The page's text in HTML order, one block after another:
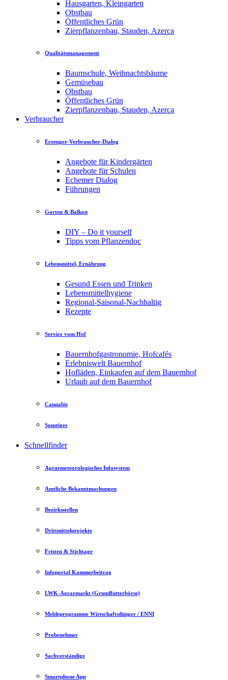
Hausgarten, Kleingarten
Obstbau
Öffentliches Grün
Zierpflanzenbau, Stauden, Azerca
Qualitätsmanagement
Baumschule, Weihnachtsbäume
Gemüsebau
Obstbau
Öffentliches Grün
Zierpflanzenbau, Stauden, Azerca
Verbraucher
Erzeuger-Verbraucher-Dialog
Angebote für Kindergärten
Angebote für Schulen
Echemer Dialog
Führungen
Garten & Balkon
DIY – Do it yourself
Tipps vom Pflanzendoc
Lebensmittel, Ernährung
Gesund Essen und Trinken
Lebensmittelhygiene
Regional-Saisonal-Nachhaltig
Rezepte
Service vom Hof
Bauernhofgastronomie, Hofcafés
Erlebniswelt Bauernhof
Hofläden, Einkaufen auf dem Bauernhof
Urlaub auf dem Bauernhof
Cannabis
Sonstiges
Schnellfinder
Agrarmeteorologisches Infosystem
Amtliche Bekanntmachungen
Bezirksstellen
Drittmittelprojekte
Fristen & Stichtage
Infoportal Kammerbeitrag
LWK-Agrarmarkt (Grundfutterbörse)
Meldeprogramme Wirtschaftsdünger / ENNI
Probenehmer
Sachverständige
Smartphone App